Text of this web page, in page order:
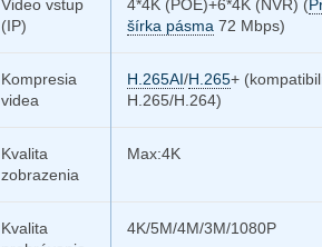
Video vstup
(IP)
4*4K (POE)+6*4K (NVR) (
šírka pásma 72 Mbps)
Kompresia
videa
H.265AI/H.265+
H.265/H.264)
Kvalita
zobrazenia
Max:4K
Kvalita
4K/5M/4M/3M/1080P